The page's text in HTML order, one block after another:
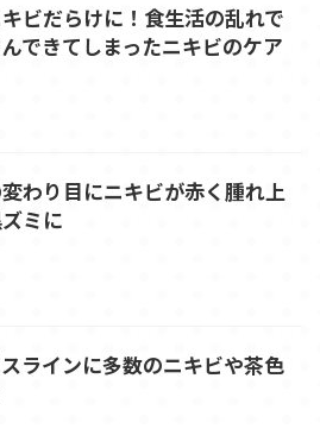
ビだらけに！食生活の乱れで
できてしまったニキビのケア
わり目にニキビが赤く腫れ上
ミに
ラインに多数のニキビや茶色